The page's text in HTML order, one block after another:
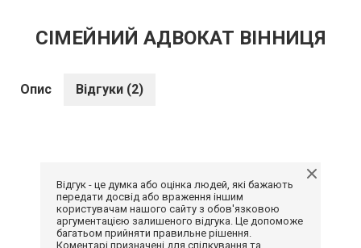
СІМЕЙНИЙ АДВОКАТ ВІННИЦЯ
Опис Відгуки (2)
Відгук - це думка або оцінка людей, які бажають
передати досвід або враження іншим
користувачам нашого сайту з обов'язковою
аргументацією залишеного відгука. Це допоможе
багатьом прийняти правильне рішення.
Коментарі призначені для спілкування та